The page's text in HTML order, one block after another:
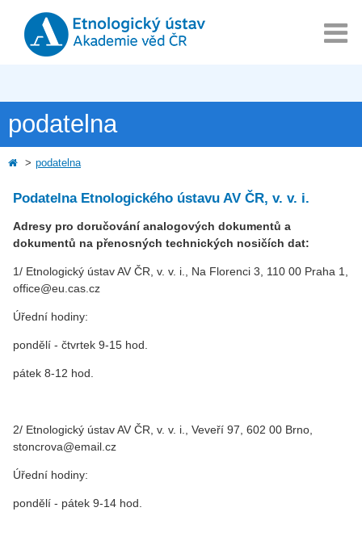
podatelna
podatelna
Podatelna Etnologického ústavu AV ČR, v. v. i.
Adresy pro doručování analogových dokumentů a
dokumentů na přenosných technických nosičích dat:
1/ Etnologický ústav AV ČR, v. v. i., Na Florenci 3, 110 00 Praha 1,
office@eu.cas.cz
Úřední hodiny:
pondělí - čtvrtek 9-15 hod.
pátek 8-12 hod.
2/ Etnologický ústav AV ČR, v. v. i., Veveří 97, 602 00 Brno,
stoncrova@email.cz
Úřední hodiny:
pondělí - pátek 9-14 hod.